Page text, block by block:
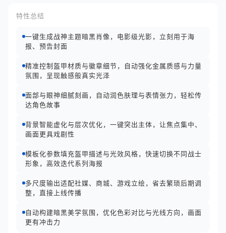
特性总结
一键生成战神主题暗黑肖像，电影级光影，立刻用于海
报、预告封面
精准控制盔甲材质与徽章细节，自动强化金属质感与力量
氛围，呈现触感般真实光泽
面部与眼神细腻刻画，自动润色肤理与表情张力，轻松传
达角色故事
背景智能虚化与层次优化，一键突出主体，让焦点集中、
画面更具戏剧性
模板化参数填充盔甲描述与光效风格，快速切换不同战士
形象，高效迭代系列海报
多尺度输出适配社媒、商城、游戏立绘，省去繁琐后期调
整，直接上线传播
自动构建暗黑美学氛围，优化色彩对比与光线方向，画面
更有冲击力